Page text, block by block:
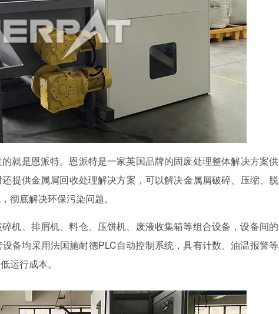
就是恩派特。恩派特是一家英国品牌的固废处理整体解决方案供
提供金属屑回收处理解决方案，可以解决金属屑破碎、压缩、脱
彻底解决环保污染问题。
机、排屑机、料仓、压饼机、废液收集箱等组合设备，设备间的
备均采用法国施耐德PLC自动控制系统，具有计数、油温报警等
运行成本。